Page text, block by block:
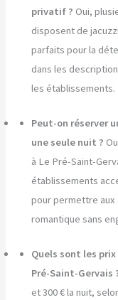
privatif ? Oui,
disposent de
parfaits pour la
dans les
les établissements.
Peut-on réserver
une seule nuit ?
à Le Pré-Saint-
établissements
pour permettre aux
romantique sans
Quels sont les
Pré-Saint-Gervais
et 300 € la nuit,